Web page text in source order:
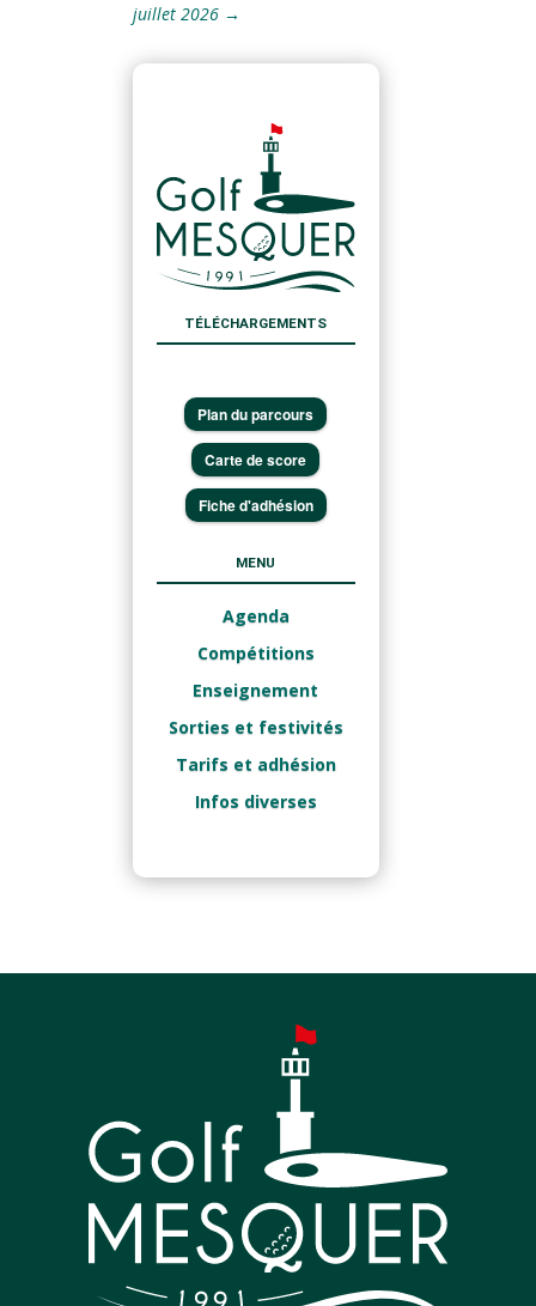
juillet 2026→
TÉLÉCHARGEMENTS
Plan du parcours
Carte de score
Fiche d'adhésion
MENU
Agenda
Compétitions
Enseignement
Sorties et festivités
Tarifs et adhésion
Infos diverses